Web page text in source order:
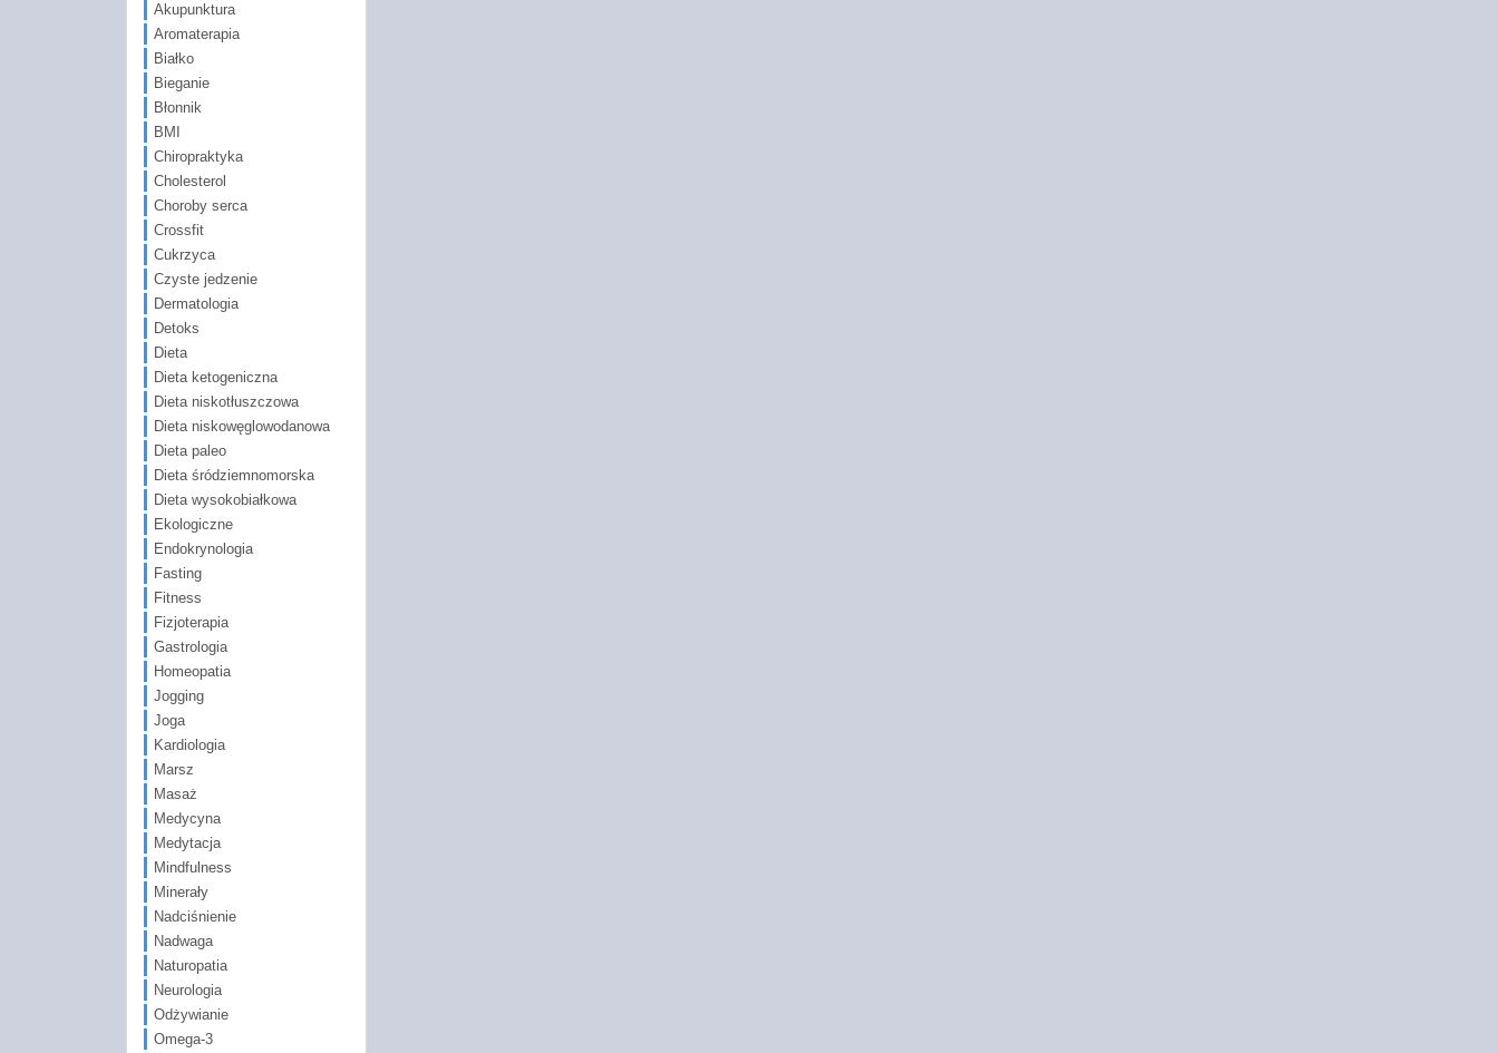
Akupunktura
Aromaterapia
Białko
Bieganie
Błonnik
BMI
Chiropraktyka
Cholesterol
Choroby serca
Crossfit
Cukrzyca
Czyste jedzenie
Dermatologia
Detoks
Dieta
Dieta ketogeniczna
Dieta niskotłuszczowa
Dieta niskowęglowodanowa
Dieta paleo
Dieta śródziemnomorska
Dieta wysokobiałkowa
Ekologiczne
Endokrynologia
Fasting
Fitness
Fizjoterapia
Gastrologia
Homeopatia
Jogging
Joga
Kardiologia
Marsz
Masaż
Medycyna
Medytacja
Mindfulness
Minerały
Nadciśnienie
Nadwaga
Naturopatia
Neurologia
Odżywianie
Omega-3